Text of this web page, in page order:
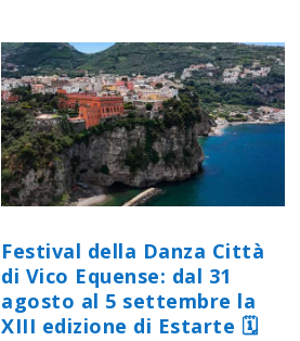
Festival della Danza Città
di Vico Equense: dal 31
agosto al 5 settembre la
XIII edizione di Estarte 🗓